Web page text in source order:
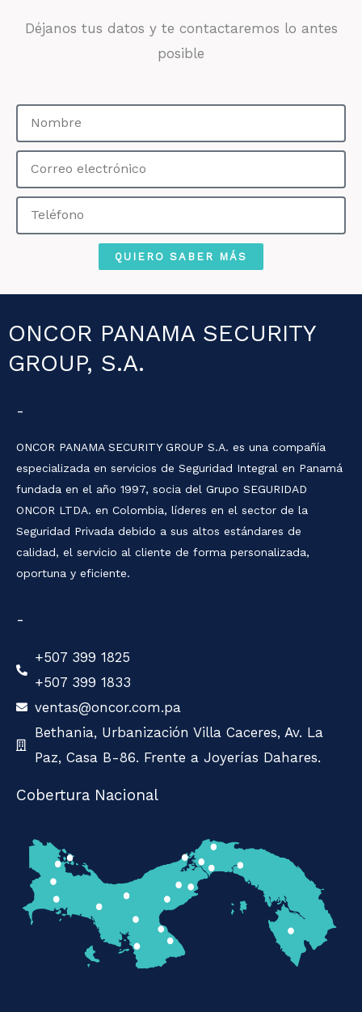
Déjanos tus datos y te contactaremos lo antes
posible
Nombre
Correo
electrónico
Teléfono
QUIERO SABER MÁS
ONCOR PANAMA SECURITY
GROUP, S.A.
-
ONCOR PANAMA SECURITY GROUP S.A. es una compañía
especializada en servicios de Seguridad Integral en Panamá
fundada en el año 1997, socia del Grupo SEGURIDAD
ONCOR LTDA. en Colombia, líderes en el sector de la
Seguridad Privada debido a sus altos estándares de
calidad, el servicio al cliente de forma personalizada,
oportuna y eficiente.
-
+507 399 1825
+507 399 1833
ventas@oncor.com.pa
Bethania, Urbanización Villa Caceres, Av. La
Paz, Casa B-86. Frente a Joyerías Dahares.
Cobertura Nacional